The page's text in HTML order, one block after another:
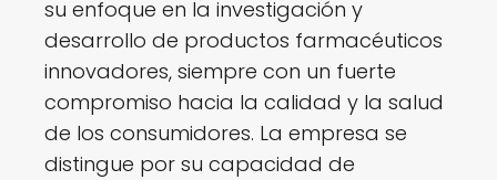
su enfoque en la investigación y
desarrollo de productos farmacéuticos
innovadores, siempre con un fuerte
compromiso hacia la calidad y la salud
de los consumidores. La empresa se
distingue por su capacidad de